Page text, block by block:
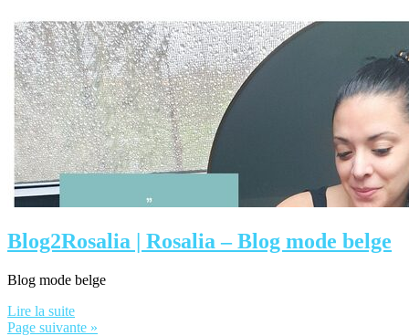
Blog2Rosalia | Rosalia – Blog mode belge
Blog mode belge
Lire la suite
Page suivante »